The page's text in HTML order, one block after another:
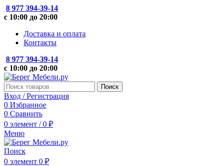
8 977 394-39-14
с 10:00 до 20:00
Доставка и оплата
Контакты
8 977 394-39-14
с 10:00 до 20:00
Поиск
Вход / Регистрация
0 Избранное
0 Сравнить
0 элемент / 0 ₽
Меню
Поиск
0 элемент 0 ₽